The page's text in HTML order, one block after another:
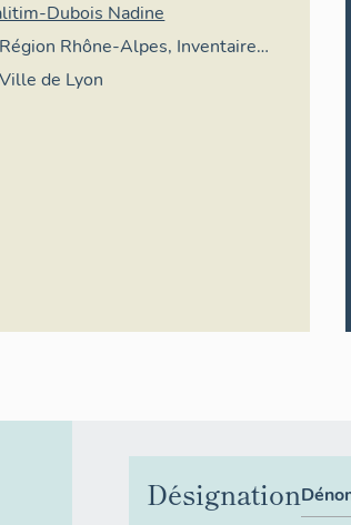
Dubois Nadine
Rhône-Alpes, Inventaire
du patrimoine culturel
de Lyon
Désignation